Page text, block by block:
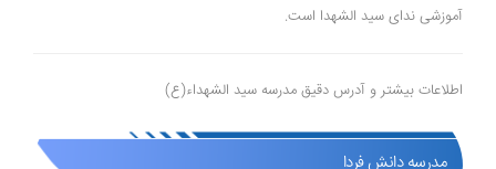
آموزشی ندای سید الشهدا است.
اطلاعات بیشتر و آدرس دقیق مدرسه سید الشهداء(ع)
مدرسه دانش فردا